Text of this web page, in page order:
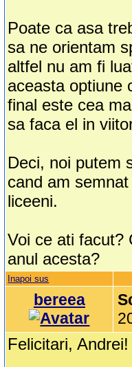
Poate ca asa
sa ne orientam
altfel nu am fi
aceasta optiune
final este cea
sa faca el in
Deci, noi putem
cand am
liceeni.
Voi ce ati facut?
anul acesta?
Inapoi sus
bereea
Felicitari, Andrei!